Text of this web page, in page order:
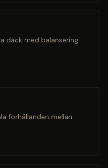
däck med balansering
förhållanden mellan